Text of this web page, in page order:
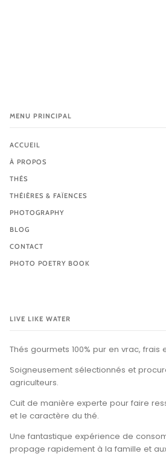
MENU PRINCIPAL
ACCUEIL
À PROPOS
THÉS
THÉIÈRES & FAÏENCES
PHOTOGRAPHY
BLOG
CONTACT
PHOTO POETRY BOOK
LIVE LIKE WATER
Thés gourmets 100% pur en vrac, frais
Soigneusement sélectionnés et
agriculteurs.
Cuit de manière experte pour faire
et le caractère du thé.
Une fantastique expérience de
propage rapidement à la famille et